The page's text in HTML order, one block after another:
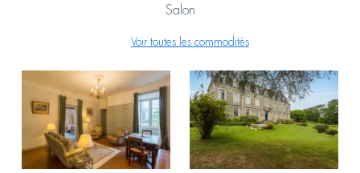
Salon
Voir toutes les commodités